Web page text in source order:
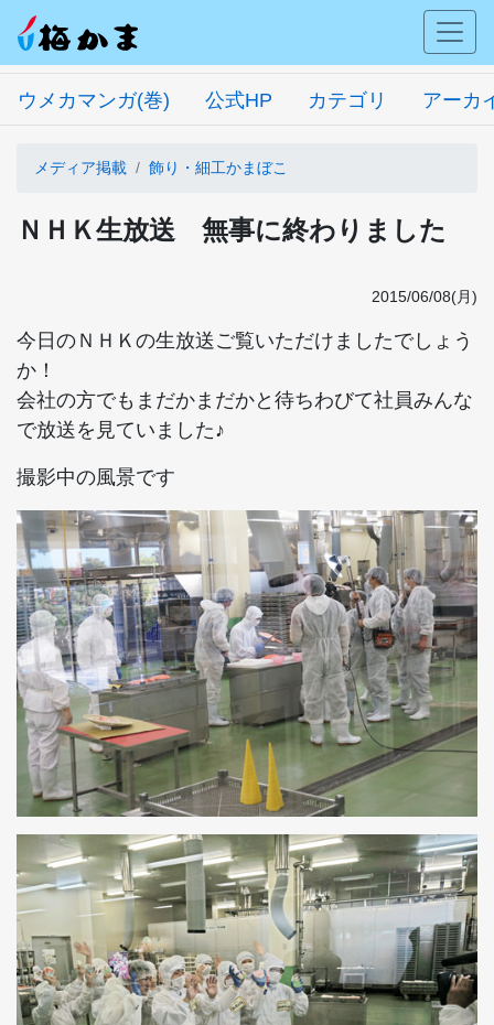
ウメカマンガ(巻) 公式HP カテゴリ アーカ
メディア掲載 飾り・細工かまぼこ
ＮＨＫ生放送 無事に終わりました
2015/06/08(月)
今日のＮＨＫの生放送ご覧いただけましたでしょう
か！
会社の方でもまだかまだかと待ちわびて社員みんな
で放送を見ていました♪
撮影中の風景です